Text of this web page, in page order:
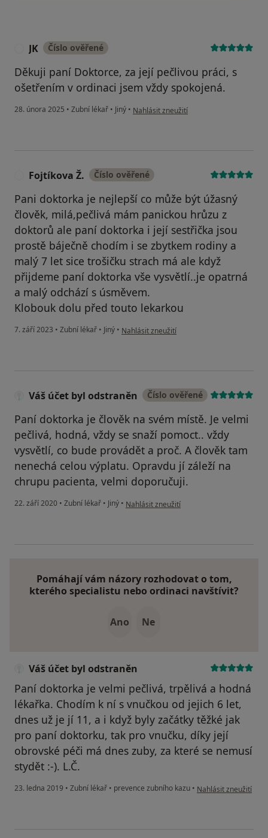
JK Číslo ověřené
Děkuji paní Doktorce, za její pečlivou práci, s
ošetřením v ordinaci jsem vždy spokojená.
28. února 2025 • Zubní lékař • Jiný • podle názoru uživatele JK
Nahlásit zneužití
Fojtíkova Ž. Číslo ověřené
Pani doktorka je nejlepší co může být úžasný
člověk, milá,pečlivá mám panickou hrůzu z
doktorů ale paní doktorka i její sestřička jsou
prostě báječně chodím i se zbytkem rodiny a
malý 7 let sice trošičku strach má ale když
přijdeme paní doktorka vše vysvětlí..je opatrná
a malý odchází s úsměvem.
Klobouk dolu před touto lekarkou
7. září 2023 • Zubní lékař • Jiný • podle názoru uživatele Fojtíkova Ž.
Nahlásit zneužití
Váš účet byl odstraněn Číslo ověřené
Paní doktorka je člověk na svém místě. Je velmi
pečlivá, hodná, vždy se snaží pomoct.. vždy
vysvětlí, co bude provádět a proč. A člověk tam
nenechá celou výplatu. Opravdu jí záleží na
chrupu pacienta, velmi doporučuji.
22. září 2020 • Zubní lékař • Jiný • podle názoru uživatele Váš účet byl
Nahlásit zneužití
Pomáhají vám názory rozhodovat o tom,
kterého specialistu nebo ordinaci navštívit?
Ano Ne
Váš účet byl odstraněn
Paní doktorka je velmi pečlivá, trpělivá a hodná
lékařka. Chodím k ní s vnučkou od jejich 6 let,
dnes už je jí 11, a i když byly začátky těžké jak
pro paní doktorku, tak pro vnučku, díky její
obrovské péči má dnes zuby, za které se nemusí
stydět :-). L.Č.
23. ledna 2019 • Zubní lékař • prevence zubního kazu • podle názoru
Nahlásit zneužití